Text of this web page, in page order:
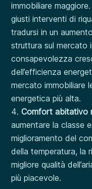
immobiliare
giusti interventi di
tradursi in un
struttura sul mercato
consapevolezza
dell’efficienza
mercato immobiliare
energetica più alta.
Comfort abitativo
aumentare la classe
miglioramento del
della temperatura, la
migliore qualità
più piacevole.